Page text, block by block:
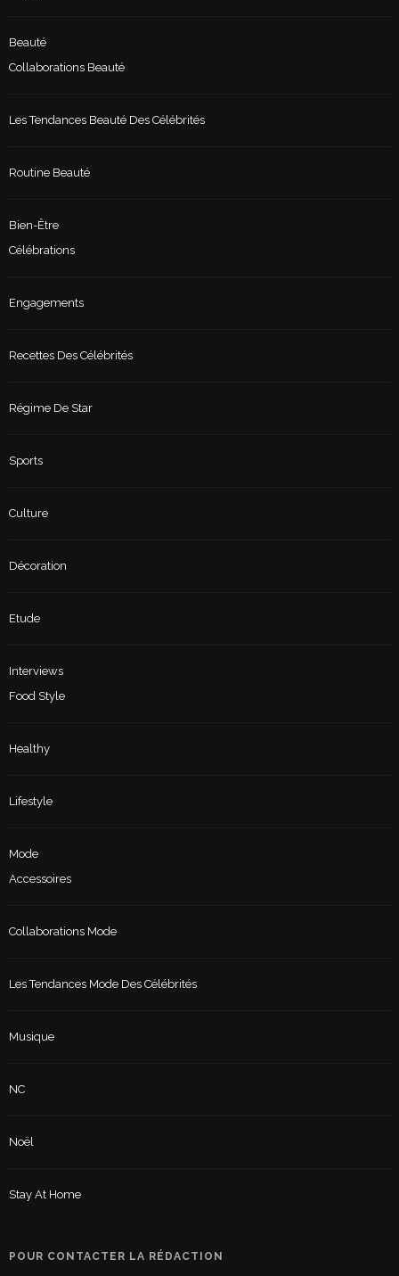
Beauté
Collaborations Beauté
Les Tendances Beauté Des Célébrités
Routine Beauté
Bien-Être
Célébrations
Engagements
Recettes Des Célébrités
Régime De Star
Sports
Culture
Décoration
Etude
Interviews
Food Style
Healthy
Lifestyle
Mode
Accessoires
Collaborations Mode
Les Tendances Mode Des Célébrités
Musique
NC
Noël
Stay At Home
POUR CONTACTER LA RÉDACTION